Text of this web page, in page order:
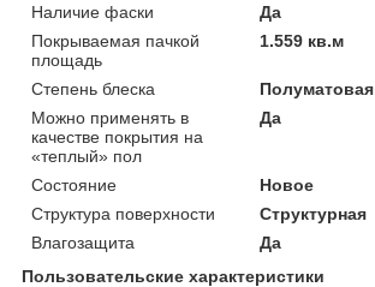
Наличие фаски
Да
Покрываемая пачкой
площадь
1.559 кв.м
Степень блеска
Полуматовая
Можно применять в
качестве покрытия на
«теплый» пол
Да
Состояние
Новое
Структура поверхности
Структурная
Влагозащита
Да
Пользовательские характеристики